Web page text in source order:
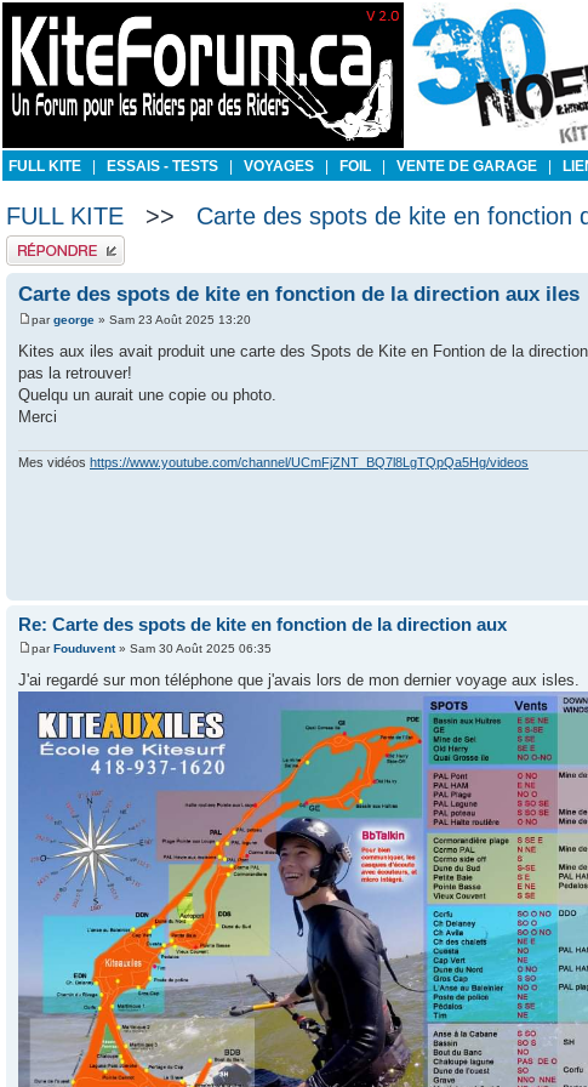
FULL KITE ESSAIS - TESTS VOYAGES FOIL VENTE DE GARAGE
FULL KITE >> Carte des spots de kite en fonction
Publier une réponse
Carte des spots de kite en fonction de la direction aux iles
pargeorge » Sam 23 Août 2025 13:20
Kites aux iles avait produit une carte des Spots de Kite en Fontion de la
pas la retrouver!
Quelqu un aurait une copie ou photo.
Merci
Mes vidéos https://www.youtube.com/channel/UCmFjZNT_BQ7l8LgTQpQa5Hg/videos
Re: Carte des spots de kite en fonction de la direction aux
parFouduvent» Sam 30 Août 2025 06:35
J'ai regardé sur mon téléphone que j'avais lors de mon dernier voyage aux isles.